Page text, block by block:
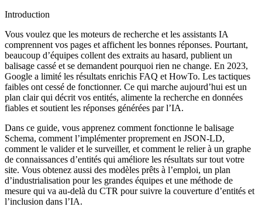
Introduction
Vous voulez que les moteurs de recherche et les assistants IA
comprennent vos pages et affichent les bonnes réponses. Pourtant,
beaucoup d’équipes collent des extraits au hasard, publient un
balisage cassé et se demandent pourquoi rien ne change. En 2023,
Google a limité les résultats enrichis FAQ et HowTo. Les tactiques
faibles ont cessé de fonctionner. Ce qui marche aujourd’hui est un
plan clair qui décrit vos entités, alimente la recherche en données
fiables et soutient les réponses générées par l’IA.
Dans ce guide, vous apprenez comment fonctionne le balisage
Schema, comment l’implémenter proprement en JSON‑LD,
comment le valider et le surveiller, et comment le relier à un graphe
de connaissances d’entités qui améliore les résultats sur tout votre
site. Vous obtenez aussi des modèles prêts à l’emploi, un plan
d’industrialisation pour les grandes équipes et une méthode de
mesure qui va au‑delà du CTR pour suivre la couverture d’entités et
l’inclusion dans l’IA.